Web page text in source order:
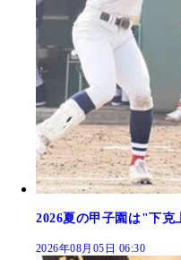
2026夏の甲子園は"下克
2026年08月05日 06:30